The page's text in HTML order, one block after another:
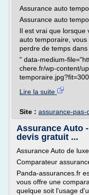
Assurance auto
Assurance auto
Il est vrai que lorsque
auto temporaire,
perdre de temps dans
" data-medium-
chere.fr/wp-content/
Lire la suite
Site : assurance-pas-
Assurance Auto
devis gratuit ...
Assurance Auto de luxe
Comparateur
Panda-assurances.fr
vous offre une
quelque soit l'usage